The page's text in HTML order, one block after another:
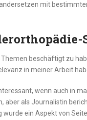
mit
beschäftigt zu
in meiner Arbeit
wenn auch in
aber als Journalistin
wurde ein Aspekt von